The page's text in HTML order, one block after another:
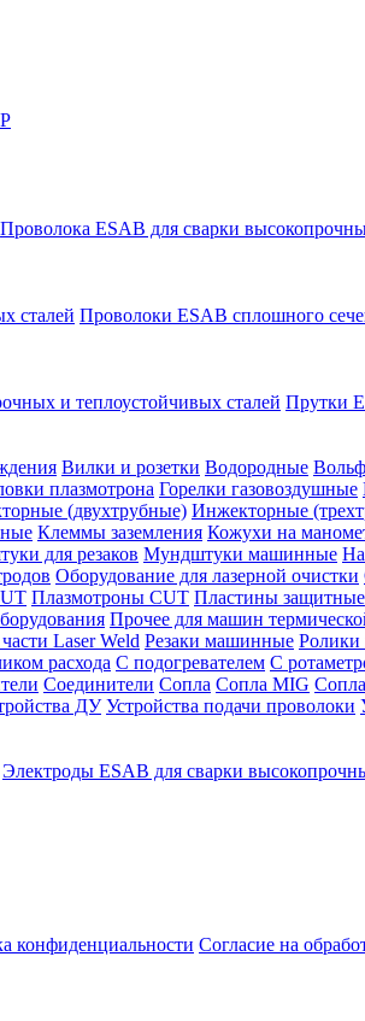
Проволока ESAB для сварки
сталей Проволоки ESAB сплошного
и теплоустойчивых сталей Прутки
Вилки и розетки Водородные
плазмотрона Горелки газовоздушные
(двухтрубные) Инжекторные
Клеммы заземления Кожухи на
для резаков Мундштуки машинные
Оборудование для лазерной очистки
Плазмотроны CUT Пластины защитные
Прочее для машин
Laser Weld Резаки машинные
расхода С подогревателем С
Соединители Сопла Сопла MIG
ДУ Устройства подачи проволоки
Электроды ESAB для сварки
конфиденциальности Согласие на